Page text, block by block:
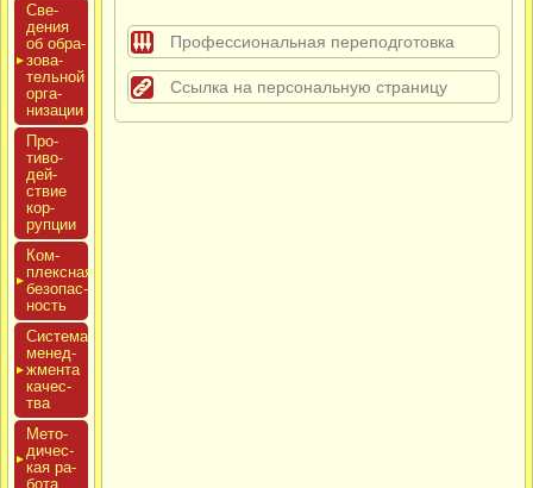
Све­
дения
об об­ра­
зова­
тель­ной
ор­га­
низа­ции
Про­
тиво­
дей­
ствие
кор­
рупции
Ком­
плексная
бе­зопас­
ность
Сис­те­ма
ме­нед­
жмен­та
ка­чес­
тва
Мето­
дичес­
кая ра­
бота
Профессиональная переподготовка
Ссылка на персональную страницу